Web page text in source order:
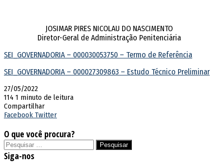
JOSIMAR PIRES NICOLAU DO NASCIMENTO
Diretor-Geral de Administração Penitenciária
SEI_GOVERNADORIA – 000030053750 – Termo de Referência
SEI_GOVERNADORIA – 000027309863 – Estudo Técnico Preliminar
27/05/2022
114 1 minuto de leitura
Compartilhar
Facebook TwitterLinkedin
WhatsApp
Telegram
Imprimir
O que você procura?
Pesquisar
por:
Siga-nos